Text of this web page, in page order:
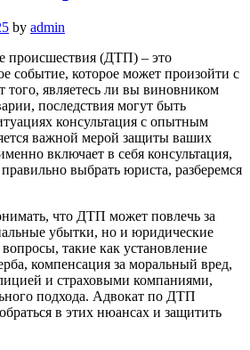
by admin
происшествия (ДТП) – это
событие, которое может произойти с
являетесь ли вы виновником
последствия могут быть
консультация с опытным
важной мерой защиты ваших
включает в себя консультация,
выбрать юриста, разберемся
что ДТП может повлечь за
убытки, но и юридические
такие как установление
компенсация за моральный вред,
и страховыми компаниями,
подхода. Адвокат по ДТП
в этих нюансах и защитить